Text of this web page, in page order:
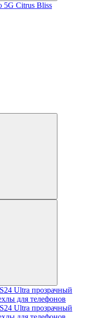
5G Citrus Bliss